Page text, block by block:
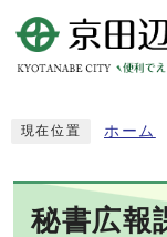
現在位置 ホーム
秘書広報